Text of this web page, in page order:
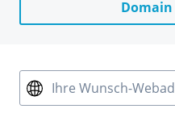
Ihre Wunsch-